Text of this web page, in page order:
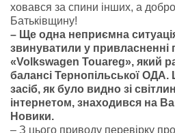
ховався за спини інших, а
Батьківщину!
– Ще одна неприємна
звинуватили у привласненні
«Volkswagen Touareg», який
балансі Тернопільської
засіб, як було видно зі
інтернетом, знаходився на
Новики.
– З цього приводу перевірку